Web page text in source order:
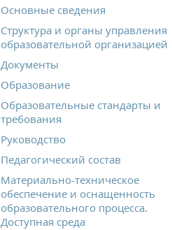
Основные сведения
Структура и органы управления
образовательной организацией
Документы
Образование
Образовательные стандарты и
требования
Руководство
Педагогический состав
Материально-техническое
обеспечение и оснащенность
образовательного процесса.
Доступная среда